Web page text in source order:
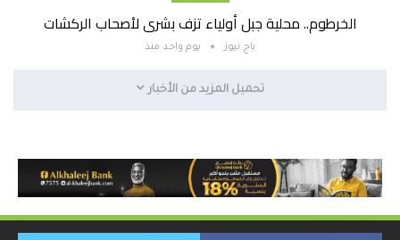
الخرطوم.. محلية جبل أولياء تزف بشرى لأصحاب الركشات
باج نيوز يوم واحد منذ
تحميل المزيد من الأخبار